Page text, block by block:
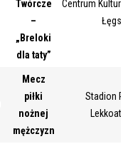
Twórcze
–
„Breloki
dla taty”
Centrum Kultury
Mecz
piłki
nożnej
mężczyzn
Stadion